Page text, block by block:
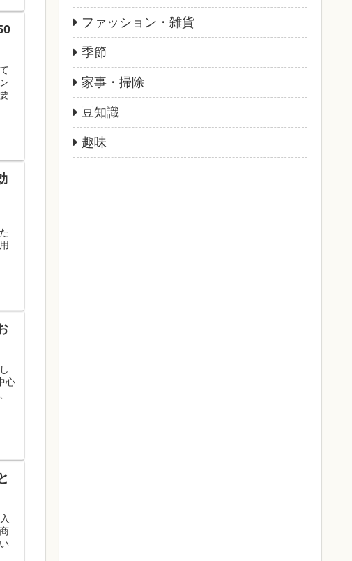
心
ファッション・雑貨
季節
家事・掃除
豆知識
趣味